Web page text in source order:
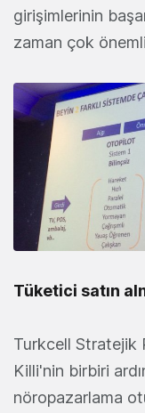
girişimlerinin
zaman çok
Tüketici satın
Turkcell Stratejik
Killi'nin birbiri
nöropazarlama